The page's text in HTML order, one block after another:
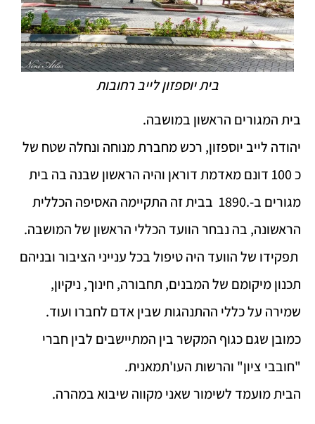
בית יוספזון לייב רחובות
בית המגורים הראשון במושבה.
יהודה לייב יוספזון, רכש מחברת מנוחה ונחלה שטח של
כ 100 דונם מאדמת דוראן והיה הראשון שבנה בה בית
מגורים ב-.1890 בבית זה התקיימה האסיפה הכללית
הראשונה, בה נבחר הוועד הכללי הראשון של המושבה.
תפקידו של הוועד היה טיפול בכל ענייני הציבור ובניהם
תכנון מיקומם של המבנים, תחבורה, חינוך, ניקיון,
שמירה על כללי ההתנהגות שבין אדם לחברו ועוד.
כמובן שגם כגוף המקשר בין המתיישבים לבין חברי
"חובבי ציון" והרשות העו'תמאנית.
הבית מועמד לשימור שאני מקווה שיבוא במהרה.